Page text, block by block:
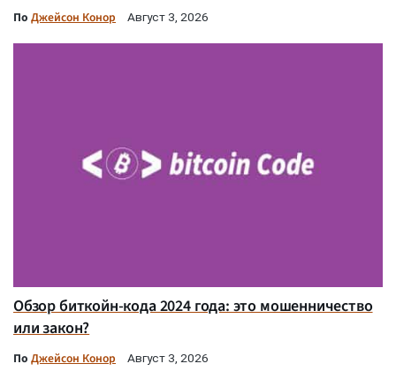
По Джейсон Конор Август 3, 2026
Обзор биткойн-кода 2024 года: это мошенничество
или закон?
По Джейсон Конор Август 3, 2026